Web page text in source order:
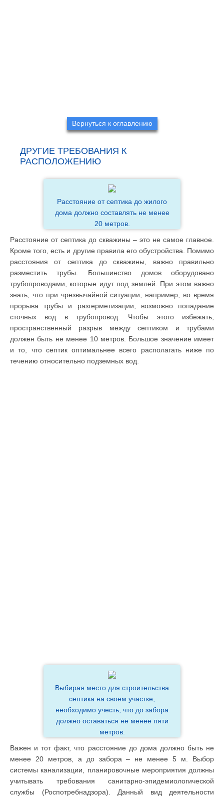
Вернуться к оглавлению
ДРУГИЕ ТРЕБОВАНИЯ К
РАСПОЛОЖЕНИЮ
Расстояние от септика до жилого
дома должно составлять не менее
20 метров.
Расстояние от септика до скважины – это не самое главное.
Кроме того, есть и другие правила его обустройства. Помимо
расстояния от септика до скважины, важно правильно
разместить трубы. Большинство домов оборудовано
трубопроводами, которые идут под землей. При этом важно
знать, что при чрезвычайной ситуации, например, во время
прорыва трубы и разгерметизации, возможно попадание
сточных вод в трубопровод. Чтобы этого избежать,
пространственный разрыв между септиком и трубами
должен быть не менее 10 метров. Большое значение имеет
и то, что септик оптимальнее всего располагать ниже по
течению относительно подземных вод.
Выбирая место для строительства
септика на своем участке,
необходимо учесть, что до забора
должно оставаться не менее пяти
метров.
Важен и тот факт, что расстояние до дома должно быть не
менее 20 метров, а до забора – не менее 5 м. Выбор
системы канализации, планировочные мероприятия должны
учитывать требования санитарно-эпидемиологической
службы (Роспотребнадзора). Данный вид деятельности